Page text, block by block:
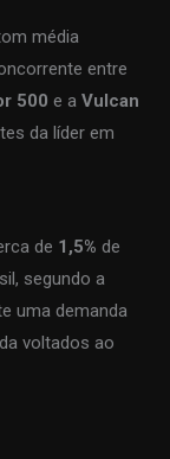
média
entre
500 e aVulcan
da líder em
de 1,5% de
segundo a
uma demanda
voltados ao